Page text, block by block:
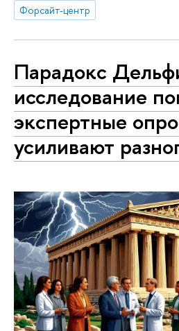
Форсайт-центр
Парадокс
исследование
экспертные
усиливают